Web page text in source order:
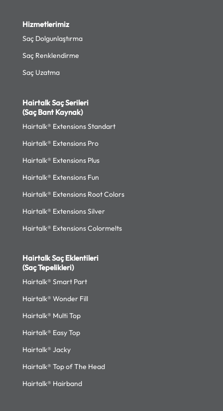
Hizmetlerimiz
Saç Dolgunlaştırma
Saç Renklendirme
Saç Uzatma
Hairtalk Saç Serileri
(Saç Bant Kaynak)
Hairtalk® Extensions Standart
Hairtalk® Extensions Pro
Hairtalk® Extensions Plus
Hairtalk® Extensions Fun
Hairtalk® Extensions Root Colors
Hairtalk® Extensions Silver
Hairtalk® Extensions Colormelts
Hairtalk Saç Eklentileri
(Saç Tepelikleri)
Hairtalk® Smart Part
Hairtalk® Wonder Fill
Hairtalk® Multi Top
Hairtalk® Easy Top
Hairtalk® Jacky
Hairtalk® Top of The Head
Hairtalk® Hairband